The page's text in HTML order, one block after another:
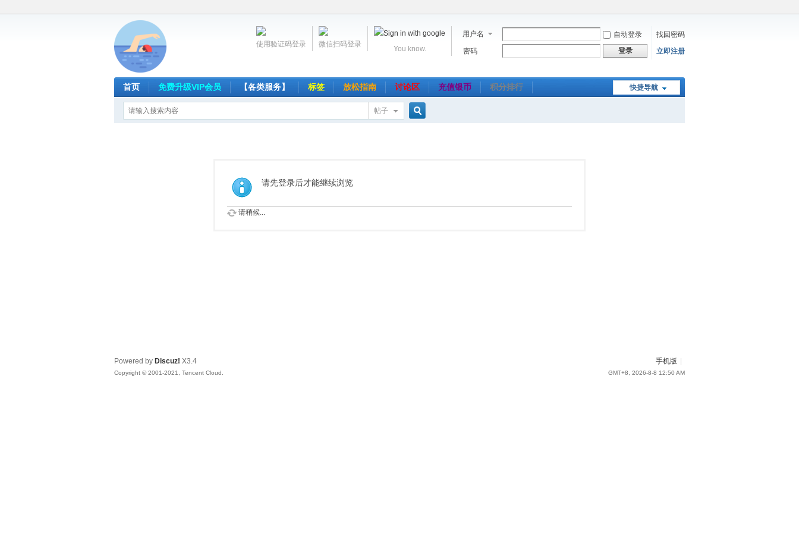
用户名 自动登录
找回密码
密码
登录 立即注册
You know.
微信扫码登录
使用验证码登录
快捷导航
首页 免费升级VIP会员 【各类服务】 标签 放松指南 讨论区 充值银币 积分排行
帖子
请先登录后才能继续浏览
请稍候...
手机版
GMT+8, 2026-8-8 12:50 AM
Powered by Discuz! X3.4
Copyright © 2001-2021, Tencent Cloud.